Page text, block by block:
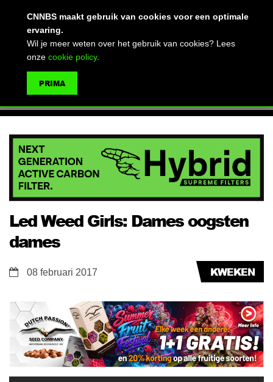
Led Weed Girls: Dames oogsten
dames
KWEKEN
08 februari 2017
CNNBS maakt gebruik van cookies voor een optimale
ervaring.
Wil je meer weten over het gebruik van cookies? Lees
onze cookie policy.
PRIMA